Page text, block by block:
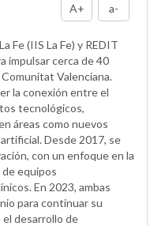
A+ a-
Fe (IIS La Fe) y REDIT
impulsar cerca de 40
Valenciana.
la conexión entre el
tecnológicos,
áreas como nuevos
Desde 2017, se
con un enfoque en la
equipos
En 2023, ambas
para continuar su
desarrollo de